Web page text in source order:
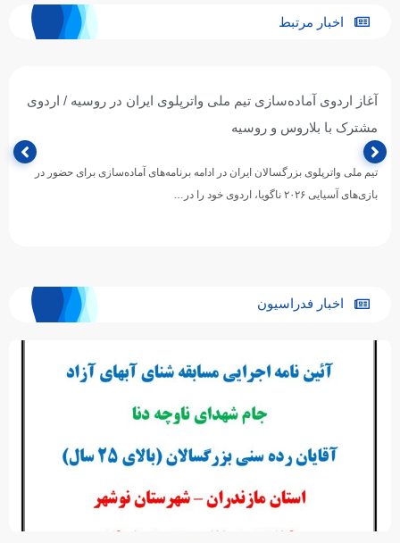
اخبار مرتبط
آغاز اردوی آماده‌سازی تیم ملی واترپلوی ایران در روسیه / اردوی
مشترک با بلاروس و روسیه
تیم ملی واترپلوی بزرگسالان ایران در ادامه برنامه‌های آماده‌سازی برای حضور در
بازی‌های آسیایی ۲۰۲۶ ناگویا، اردوی خود را در…
اخبار فدراسیون